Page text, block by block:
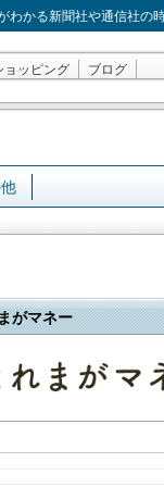
わかる新聞社や通信社の
ョッピング ブログ
がマネー